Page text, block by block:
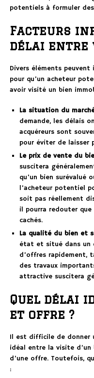
potentiels à formuler
Facteurs
délai entre
Divers éléments
pour qu’un acheteur
avoir visité un bien
La situation du
demande, les délais
acquéreurs sont
pour éviter de laisser
Le prix de vente du
suscitera
qu’un bien surévalué
l’acheteur potentiel
soit pas réellement
il pourra redouter
cachés.
La qualité du bien et
état et situé dans un
d’offres rapidement,
des travaux
attractive suscitera
Quel délai
et offre ?
Il est difficile de donner
idéal entre la visite
d’une offre. Toutefois,
: